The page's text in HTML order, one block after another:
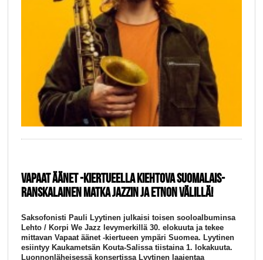
VAPAAT ÄÄNET -KIERTUEELLA KIEHTOVA SUOMALAIS-
RANSKALAINEN MATKA JAZZIN JA ETNON VÄLILLÄ!
Saksofonisti Pauli Lyytinen julkaisi toisen sooloalbuminsa
Lehto / Korpi We Jazz levymerkillä 30. elokuuta ja tekee
mittavan Vapaat äänet -kiertueen ympäri Suomea. Lyytinen
esiintyy Kaukametsän Kouta-Salissa tiistaina 1. lokakuuta.
Luonnonläheisessä konsertissa Lyytinen laajentaa